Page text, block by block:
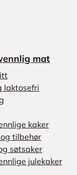
mat
laktosefri
kaker
tilbehør
søtsaker
julekaker